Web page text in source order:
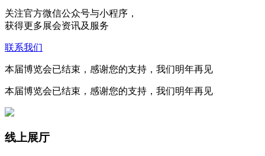
关注官方微信公众号与小程序，
获得更多展会资讯及服务
联系我们
本届博览会已结束，感谢您的支持，我们明年再见
本届博览会已结束，感谢您的支持，我们明年再见
线上展厅